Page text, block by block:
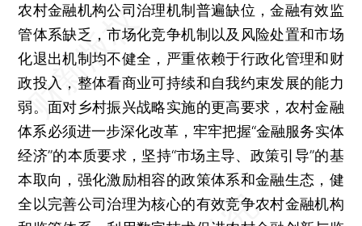
农村金融机构公司治理机制普遍缺位，金融有效监
管体系缺乏，市场化竞争机制以及风险处置和市场
化退出机制均不健全，严重依赖于行政化管理和财
政投入，整体看商业可持续和自我约束发展的能力
弱。面对乡村振兴战略实施的更高要求，农村金融
体系必须进一步深化改革，牢牢把握“金融服务实体
经济”的本质要求，坚持“市场主导、政策引导”的基
本取向，强化激励相容的政策体系和金融生态，健
全以完善公司治理为核心的有效竞争农村金融机构